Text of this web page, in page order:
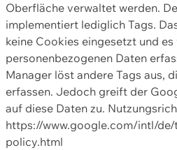
Oberfläche verwaltet werden.
implementiert lediglich Tags.
keine Cookies eingesetzt und es
personenbezogenen Daten
Manager löst andere Tags aus,
erfassen. Jedoch greift der
auf diese Daten zu.
https://www.google.com/intl/de/
policy.html